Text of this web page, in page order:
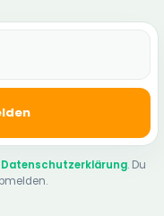
Datenschutzerklärung. Du